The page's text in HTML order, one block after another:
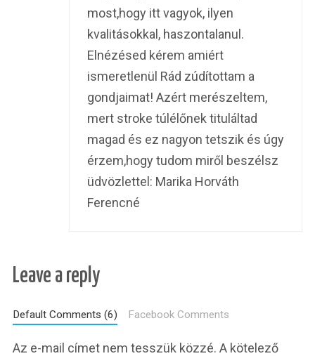
most,hogy itt vagyok, ilyen
kvalitásokkal, haszontalanul.
Elnézésed kérem amiért
ismeretlenül Rád zúdítottam a
gondjaimat! Azért merészeltem,
mert stroke túlélőnek tituláltad
magad és ez nagyon tetszik és úgy
érzem,hogy tudom miről beszélsz
üdvözlettel: Marika Horváth
Ferencné
Leave a reply
Default Comments (6) Facebook Comments
Az e-mail címet nem tesszük közzé. A kötelező